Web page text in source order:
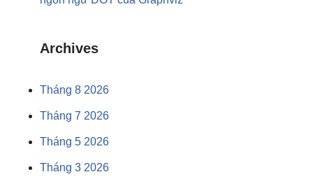
Archives
Tháng 8 2026
Tháng 7 2026
Tháng 5 2026
Tháng 3 2026